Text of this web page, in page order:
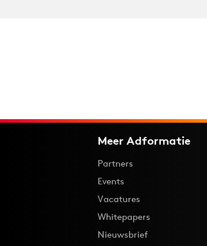
Meer Adformatie
Partners
Events
Vacatures
Whitepapers
Nieuwsbrief